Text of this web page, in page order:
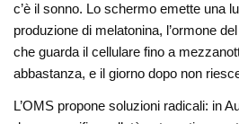
c’è il sonno. Lo schermo emette una
produzione di melatonina, l’ormone
che guarda il cellulare fino a
abbastanza, e il giorno dopo non
L’OMS propone soluzioni radicali: in